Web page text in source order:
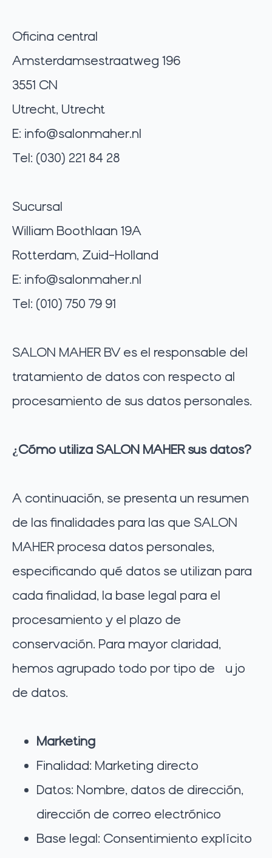
Oficina central
Amsterdamsestraatweg 196
3551 CN
Utrecht, Utrecht
E: info@salonmaher.nl
Tel: (030) 221 84 28
Sucursal
William Boothlaan 19A
Rotterdam, Zuid-Holland
E: info@salonmaher.nl
Tel: (010) 750 79 91
SALON MAHER BV es el responsable del
tratamiento de datos con respecto al
procesamiento de sus datos personales.
¿Cómo utiliza SALON MAHER sus datos?
A continuación, se presenta un resumen
de las finalidades para las que SALON
MAHER procesa datos personales,
especificando qué datos se utilizan para
cada finalidad, la base legal para el
procesamiento y el plazo de
conservación. Para mayor claridad,
hemos agrupado todo por tipo de flujo
de datos.
Marketing
Finalidad: Marketing directo
Datos: Nombre, datos de dirección,
dirección de correo electrónico
Base legal: Consentimiento explícito